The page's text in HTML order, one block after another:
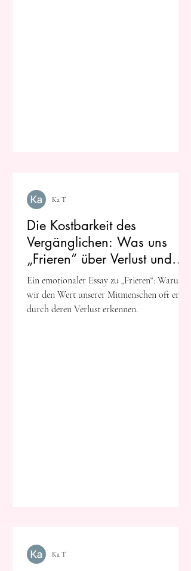
Die Kostbarkeit des
Vergänglichen: Was uns
„Frieren“ über Verlust und
Erinnerung lehrt
Ein emotionaler Essay zu „Frieren“: Warum
wir den Wert unserer Mitmenschen oft erst
durch deren Verlust erkennen.
Ka T
Ka T